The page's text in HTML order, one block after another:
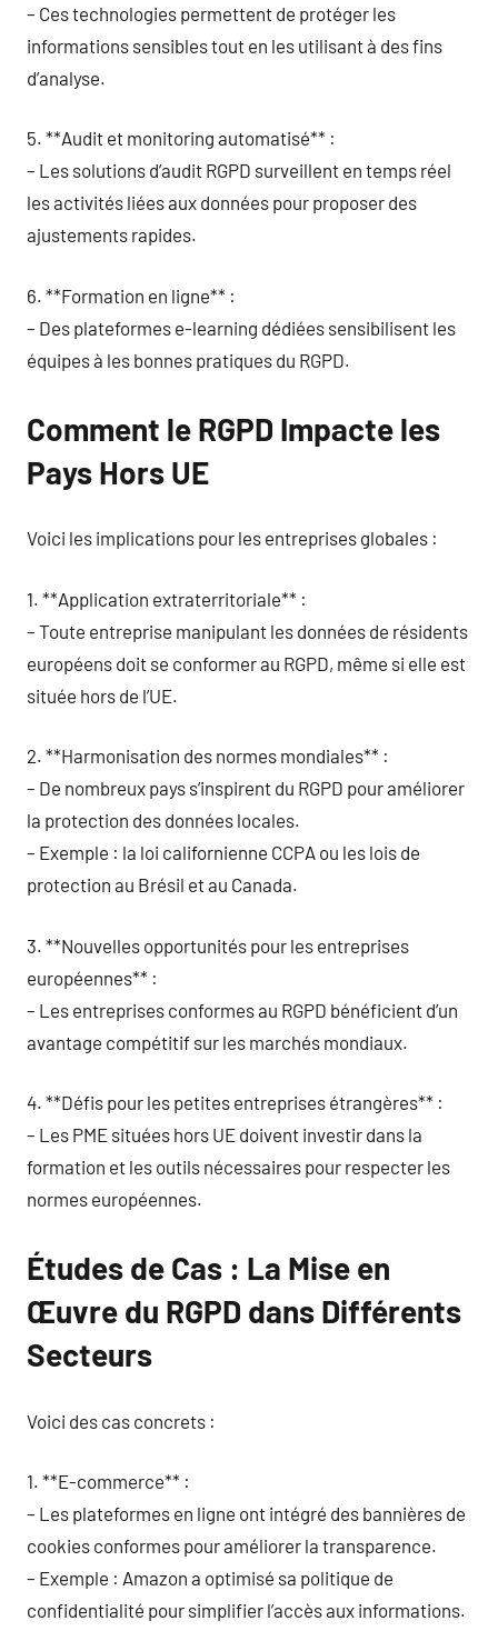
– Ces technologies permettent de protéger les
informations sensibles tout en les utilisant à des fins
d’analyse.
5. **Audit et monitoring automatisé** :
– Les solutions d’audit RGPD surveillent en temps réel
les activités liées aux données pour proposer des
ajustements rapides.
6. **Formation en ligne** :
– Des plateformes e-learning dédiées sensibilisent les
équipes à les bonnes pratiques du RGPD.
Comment le RGPD Impacte les
Pays Hors UE
Voici les implications pour les entreprises globales :
1. **Application extraterritoriale** :
– Toute entreprise manipulant les données de résidents
européens doit se conformer au RGPD, même si elle est
située hors de l’UE.
2. **Harmonisation des normes mondiales** :
– De nombreux pays s’inspirent du RGPD pour améliorer
la protection des données locales.
– Exemple : la loi californienne CCPA ou les lois de
protection au Brésil et au Canada.
3. **Nouvelles opportunités pour les entreprises
européennes** :
– Les entreprises conformes au RGPD bénéficient d’un
avantage compétitif sur les marchés mondiaux.
4. **Défis pour les petites entreprises étrangères** :
– Les PME situées hors UE doivent investir dans la
formation et les outils nécessaires pour respecter les
normes européennes.
Études de Cas : La Mise en
Œuvre du RGPD dans Différents
Secteurs
Voici des cas concrets :
1. **E-commerce** :
– Les plateformes en ligne ont intégré des bannières de
cookies conformes pour améliorer la transparence.
– Exemple : Amazon a optimisé sa politique de
confidentialité pour simplifier l’accès aux informations.